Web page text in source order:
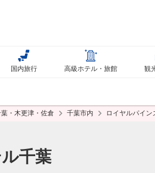
国内旅行 高級ホテル・旅館 観
・木更津・佐倉 千葉市内 ロイヤルパイ
千葉